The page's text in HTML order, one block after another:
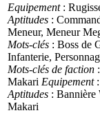
Equipement:
Aptitudes :
Meneur, Meneur
Mots-clés : Boss de
Infanterie,
Mots-clés de faction
Makari Equipement:
Aptitudes : Bannière
Makari